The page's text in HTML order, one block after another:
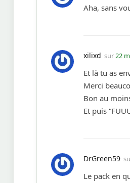
Aha, sans
xilixd sur22
Et là tu as
Merci
Bon au
Et puis
DrGreen59
Le pack en